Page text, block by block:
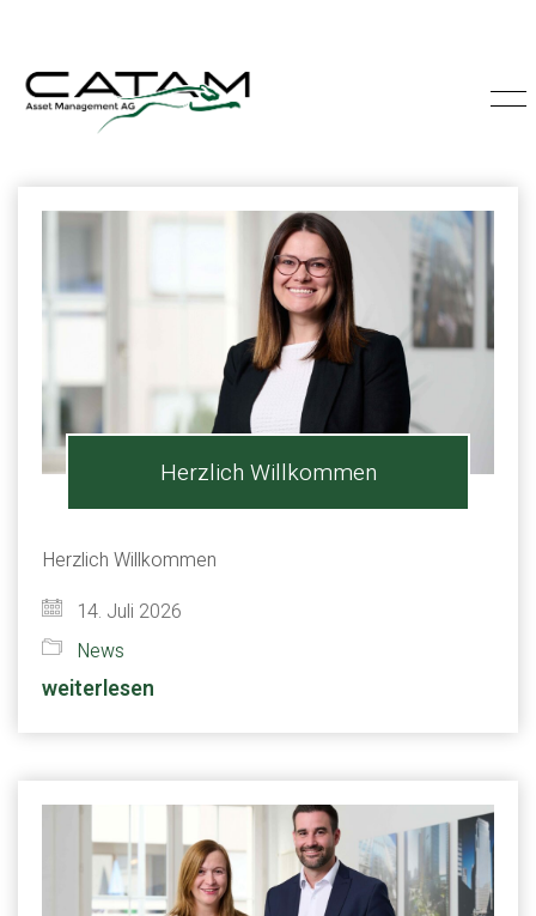
Herzlich Willkommen
Herzlich Willkommen
14. Juli 2026
News
weiterlesen